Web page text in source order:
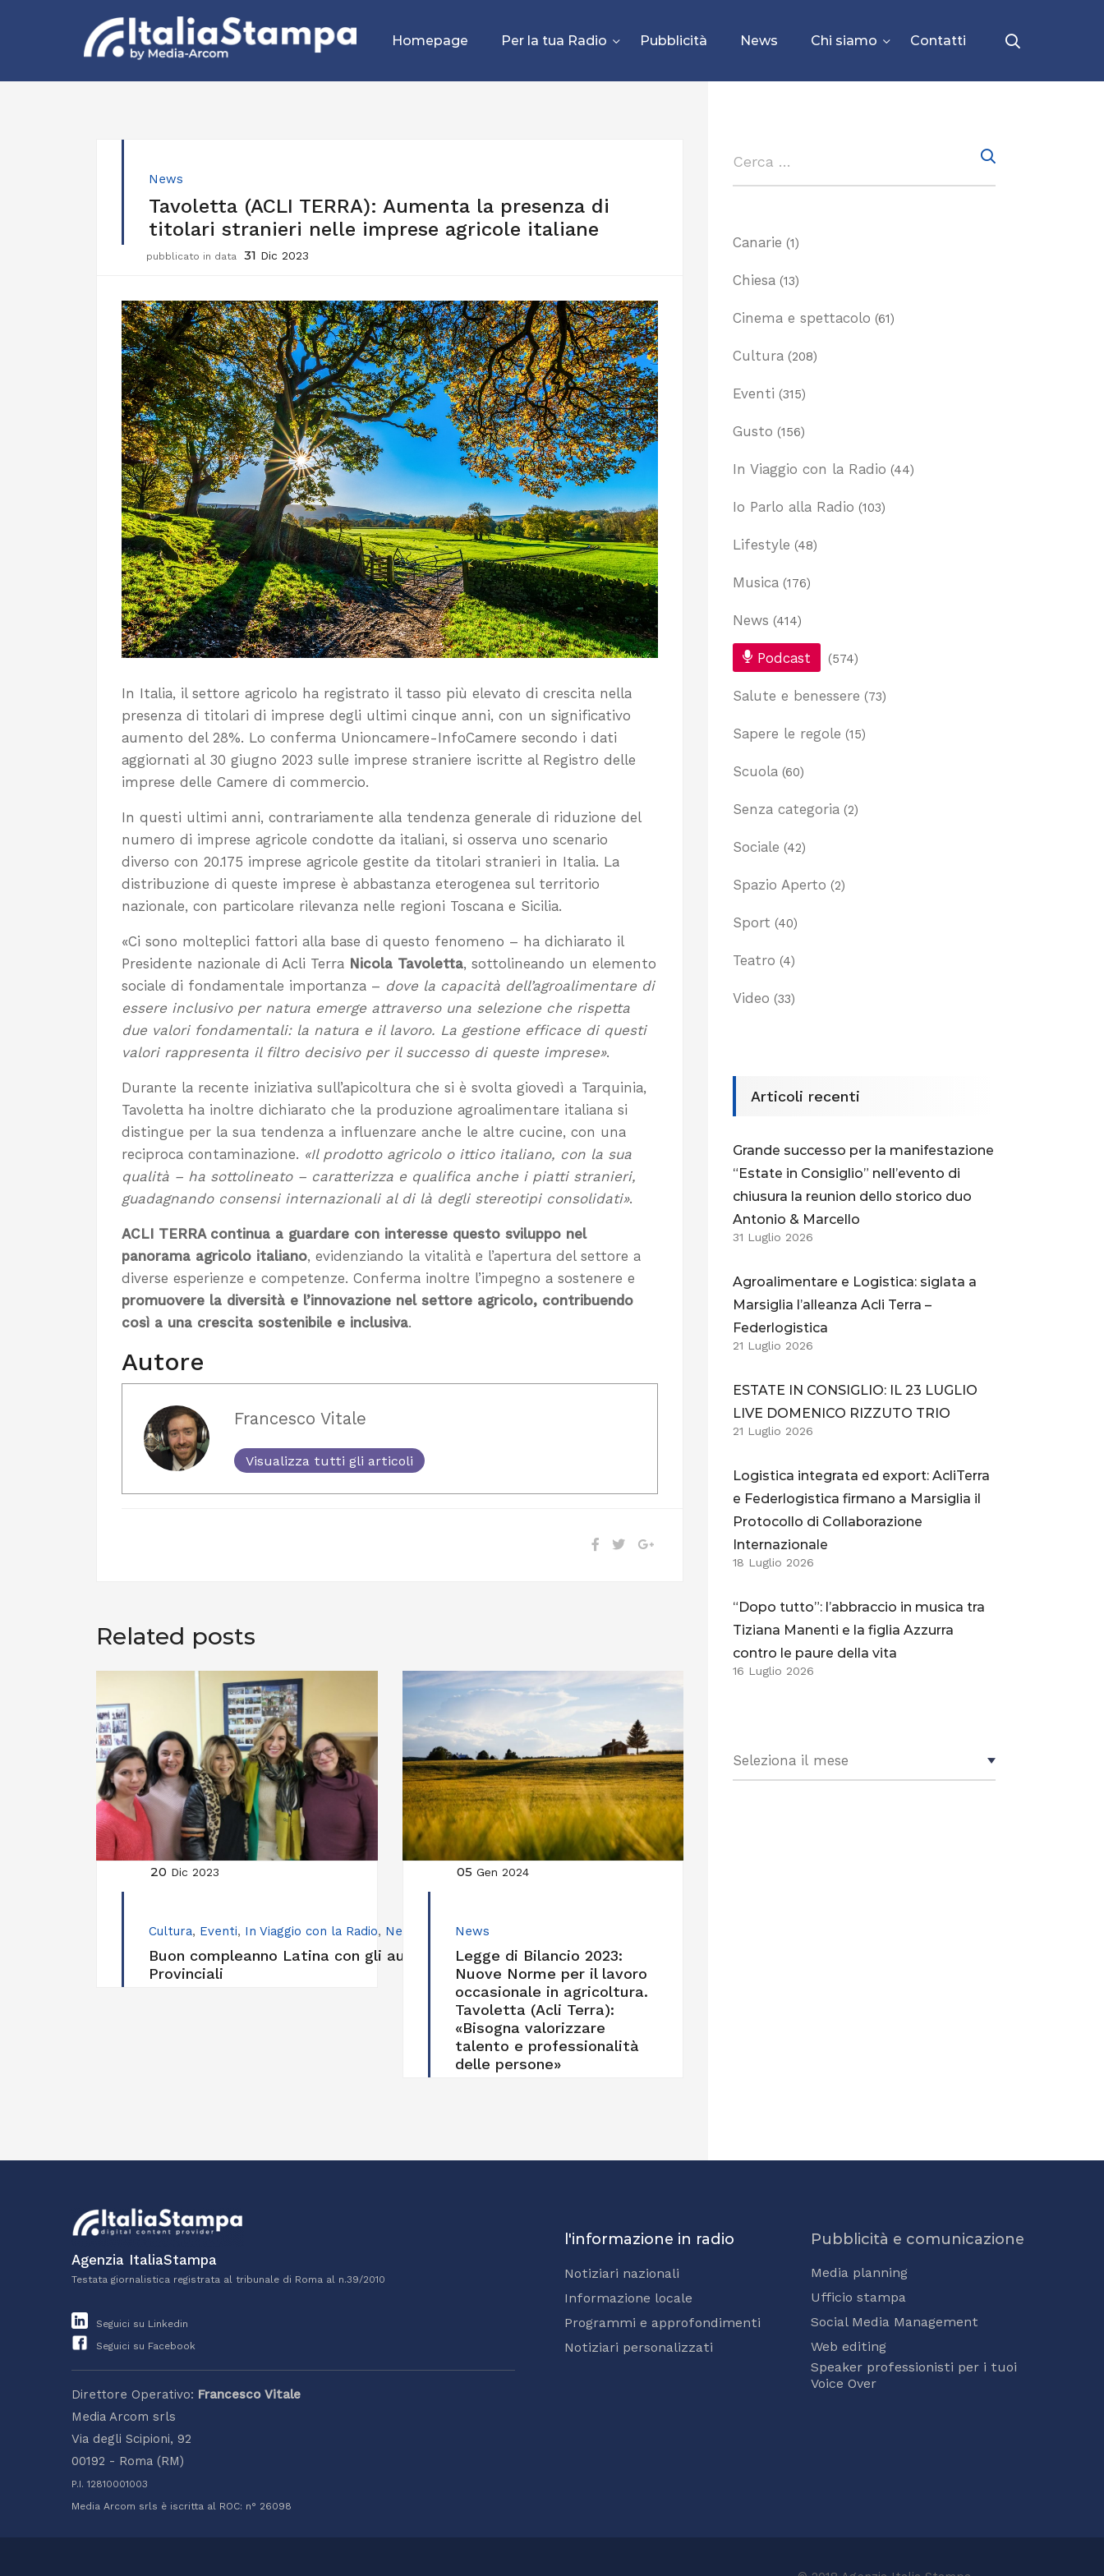
Homepage Per la tua Radio Pubblicità News Chi siamo Contatti
News
Tavoletta (ACLI TERRA): Aumenta la presenza di
titolari stranieri nelle imprese agricole italiane
pubblicato in data 31 Dic 2023
In Italia, il settore agricolo ha registrato il tasso più elevato di crescita nella
presenza di titolari di imprese degli ultimi cinque anni, con un significativo
aumento del 28%. Lo conferma Unioncamere-InfoCamere secondo i dati
aggiornati al 30 giugno 2023 sulle imprese straniere iscritte al Registro delle
imprese delle Camere di commercio.
In questi ultimi anni, contrariamente alla tendenza generale di riduzione del
numero di imprese agricole condotte da italiani, si osserva uno scenario
diverso con 20.175 imprese agricole gestite da titolari stranieri in Italia. La
distribuzione di queste imprese è abbastanza eterogenea sul territorio
nazionale, con particolare rilevanza nelle regioni Toscana e Sicilia.
«Ci sono molteplici fattori alla base di questo fenomeno – ha dichiarato il
Presidente nazionale di Acli Terra Nicola Tavoletta, sottolineando un elemento
sociale di fondamentale importanza – dove la capacità dell’agroalimentare di
essere inclusivo per natura emerge attraverso una selezione che rispetta
due valori fondamentali: la natura e il lavoro. La gestione efficace di questi
valori rappresenta il filtro decisivo per il successo di queste imprese».
Durante la recente iniziativa sull’apicoltura che si è svolta giovedì a Tarquinia,
Tavoletta ha inoltre dichiarato che la produzione agroalimentare italiana si
distingue per la sua tendenza a influenzare anche le altre cucine, con una
reciproca contaminazione. «Il prodotto agricolo o ittico italiano, con la sua
qualità – ha sottolineato – caratterizza e qualifica anche i piatti stranieri,
guadagnando consensi internazionali al di là degli stereotipi consolidati».
ACLI TERRA continua a guardare con interesse questo sviluppo nel
panorama agricolo italiano, evidenziando la vitalità e l’apertura del settore a
diverse esperienze e competenze. Conferma inoltre l’impegno a sostenere e
promuovere la diversità e l’innovazione nel settore agricolo, contribuendo
così a una crescita sostenibile e inclusiva.
Autore
Francesco Vitale
Visualizza tutti gli articoli
Related posts
20 Dic 2023
Cultura, Eventi, In Viaggio con la Radio, News Podcast
Buon compleanno Latina con gli auguri delle Acli
Provinciali
05 Gen 2024
News
Legge di Bilancio 2023:
Nuove Norme per il lavoro
occasionale in agricoltura.
Tavoletta (Acli Terra):
«Bisogna valorizzare
talento e professionalità
delle persone»
Canarie (1)
Chiesa (13)
Cinema e spettacolo (61)
Cultura (208)
Eventi (315)
Gusto (156)
In Viaggio con la Radio (44)
Io Parlo alla Radio (103)
Lifestyle (48)
Musica (176)
News (414)
Podcast (574)
Salute e benessere (73)
Sapere le regole (15)
Scuola (60)
Senza categoria (2)
Sociale (42)
Spazio Aperto (2)
Sport (40)
Teatro (4)
Video (33)
Articoli recenti
Grande successo per la manifestazione
“Estate in Consiglio” nell’evento di
chiusura la reunion dello storico duo
Antonio & Marcello
31 Luglio 2026
Agroalimentare e Logistica: siglata a
Marsiglia l’alleanza Acli Terra –
Federlogistica
21 Luglio 2026
ESTATE IN CONSIGLIO: IL 23 LUGLIO
LIVE DOMENICO RIZZUTO TRIO
21 Luglio 2026
Logistica integrata ed export: AcliTerra
e Federlogistica firmano a Marsiglia il
Protocollo di Collaborazione
Internazionale
18 Luglio 2026
“Dopo tutto”: l’abbraccio in musica tra
Tiziana Manenti e la figlia Azzurra
contro le paure della vita
16 Luglio 2026
Agenzia ItaliaStampa
Testata giornalistica registrata al tribunale di Roma al n.39/2010
Seguici su Linkedin
Seguici su Facebook
Direttore Operativo: Francesco Vitale
Media Arcom srls
Via degli Scipioni, 92
00192 - Roma (RM)
P.I. 12810001003
Media Arcom srls è iscritta al ROC: n° 26098
l'informazione in radio
Notiziari nazionali
Informazione locale
Programmi e approfondimenti
Notiziari personalizzati
Pubblicità e comunicazione
Media planning
Ufficio stampa
Social Media Management
Web editing
Speaker professionisti per i tuoi
Voice Over